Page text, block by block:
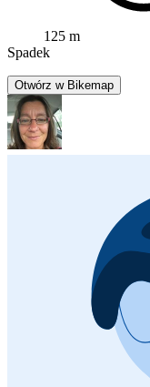
125 m
Spadek
Otwórz w Bikemap